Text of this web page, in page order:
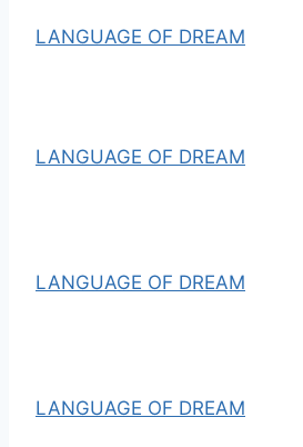
LANGUAGE OF DREAM
LANGUAGE OF DREAM
LANGUAGE OF DREAM
LANGUAGE OF DREAM